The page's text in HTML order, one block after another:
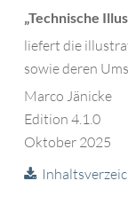
„Technische
liefert die
sowie deren
Marco Jänicke
Edition 4.1.0
Oktober 2025